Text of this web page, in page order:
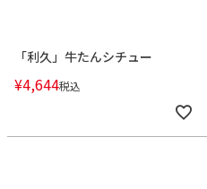
「利久」牛たんシチュー
¥4,644税込